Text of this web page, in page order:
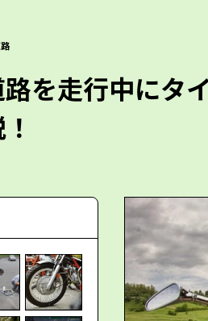
を走行中にタ